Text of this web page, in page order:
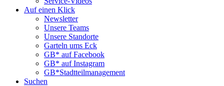
Auf einen Klick
Newsletter
Unsere Teams
Unsere Standorte
Garteln ums Eck
GB* auf Facebook
GB* auf Instagram
GB*Stadtteilmanagement
Suchen